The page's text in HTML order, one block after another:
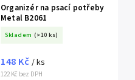
Organizér na psací potřeby
Metal B2061
Skladem (>10 ks)
122 Kč bez DPH
148 Kč / ks